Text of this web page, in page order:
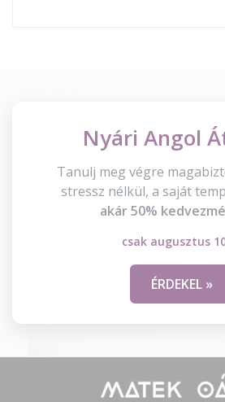
Nyári Angol
Tanulj meg végre
stressz nélkül, a saját
akár 50%
csak augusztus
ÉRDEKEL »